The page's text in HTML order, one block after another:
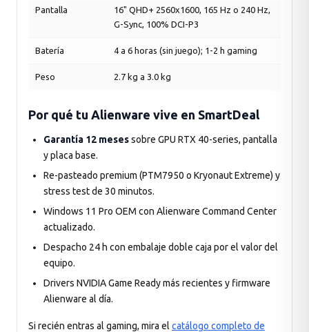
Pantalla
16" QHD+ 2560x1600, 165 Hz o 240 Hz,
G-Sync, 100% DCI-P3
Batería 4 a 6 horas (sin juego); 1-2 h gaming
Peso 2.7 kg a 3.0 kg
Por qué tu Alienware vive en SmartDeal
Garantía 12 mesessobre GPU RTX 40-series, pantalla
y placa base.
Re-pasteado premium (PTM7950 o Kryonaut Extreme) y
stress test de 30 minutos.
Windows 11 Pro OEM con Alienware Command Center
actualizado.
Despacho 24 h con embalaje doble caja por el valor del
equipo.
Drivers NVIDIA Game Ready más recientes y firmware
Alienware al día.
Si recién entras al gaming, mira el catálogo completo de